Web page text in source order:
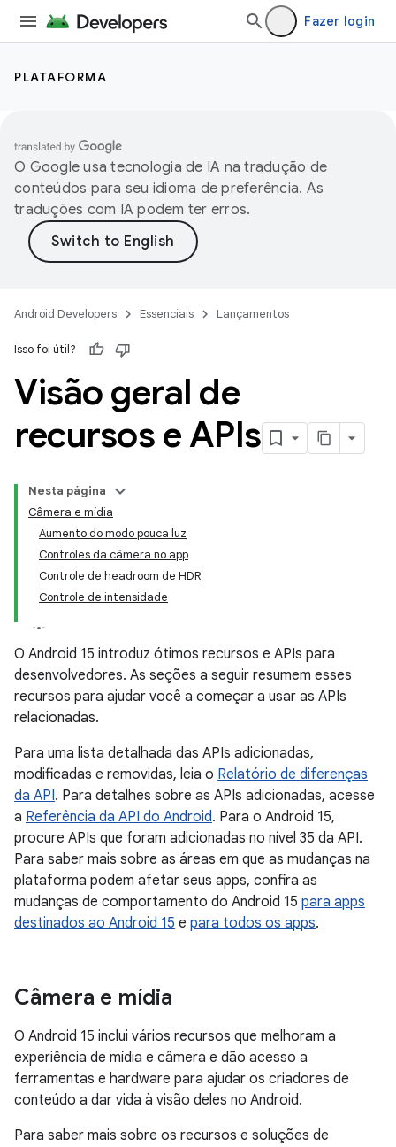
Fazer login
PLATAFORMA
O Google usa tecnologia de IA na tradução de
conteúdos para seu idioma de preferência. As
traduções com IA podem ter erros.
Android Developers Essenciais Lançamentos
Isso foi útil?
Visão geral de
recursos e APIs
Nesta página
Câmera e mídia
Aumento do modo pouca luz
Controles da câmera no app
Controle de headroom de HDR
Controle de intensidade
O Android 15 introduz ótimos recursos e APIs para
desenvolvedores. As seções a seguir resumem esses
recursos para ajudar você a começar a usar as APIs
relacionadas.
Para uma lista detalhada das APIs adicionadas,
modificadas e removidas, leia o Relatório de diferenças
da API. Para detalhes sobre as APIs adicionadas, acesse
a Referência da API do Android. Para o Android 15,
procure APIs que foram adicionadas no nível 35 da API.
Para saber mais sobre as áreas em que as mudanças na
plataforma podem afetar seus apps, confira as
mudanças de comportamento do Android 15 para apps
destinados ao Android 15 e para todos os apps.
Câmera e mídia
O Android 15 inclui vários recursos que melhoram a
experiência de mídia e câmera e dão acesso a
ferramentas e hardware para ajudar os criadores de
conteúdo a dar vida à visão deles no Android.
Para saber mais sobre os recursos e soluções de